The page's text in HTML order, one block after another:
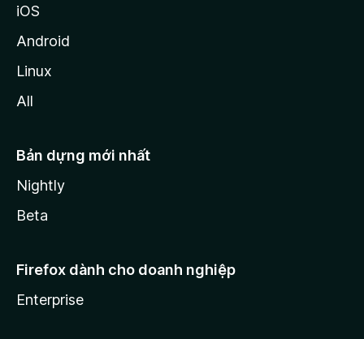
iOS
Android
Linux
All
Bản dựng mới nhất
Nightly
Beta
Firefox dành cho doanh nghiệp
Enterprise